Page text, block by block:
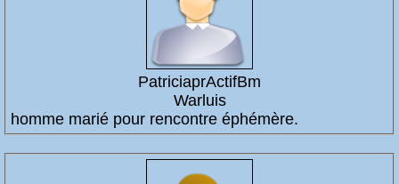
PatriciaprActifBm
Warluis
homme marié pour rencontre éphémère.